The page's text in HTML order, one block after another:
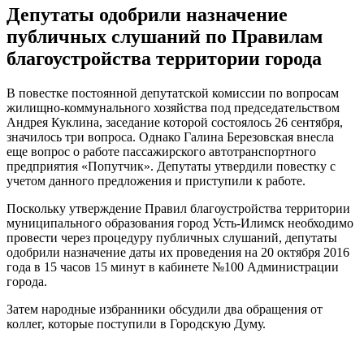
Депутаты одобрили назначение
публичных слушаний по Правилам
благоустройства территории города
В повестке постоянной депутатской комиссии по вопросам
жилищно-коммунального хозяйства под председательством
Андрея Куклина, заседание которой состоялось 26 сентября,
значилось три вопроса. Однако Галина Березовская внесла
еще вопрос о работе пассажирского автотранспортного
предприятия «Попутчик». Депутаты утвердили повестку с
учетом данного предложения и приступили к работе.
Поскольку утверждение Правил благоустройства территории
муниципального образования город Усть-Илимск необходимо
провести через процедуру публичных слушаний, депутаты
одобрили назначение даты их проведения на 20 октября 2016
года в 15 часов 15 минут в кабинете №100 Администрации
города.
Затем народные избранники обсудили два обращения от
коллег, которые поступили в Городскую Думу.